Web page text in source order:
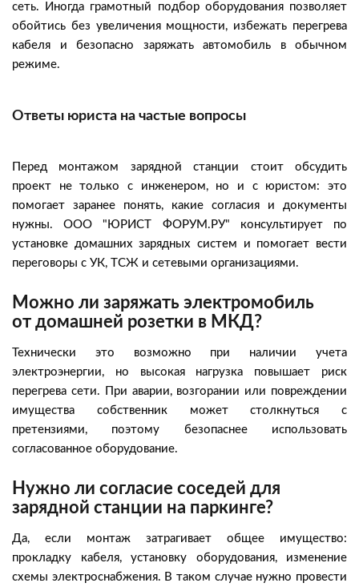
сеть. Иногда грамотный подбор оборудования позволяет
обойтись без увеличения мощности, избежать перегрева
кабеля и безопасно заряжать автомобиль в обычном
режиме.
Ответы юриста на частые вопросы
Перед монтажом зарядной станции стоит обсудить
проект не только с инженером, но и с юристом: это
помогает заранее понять, какие согласия и документы
нужны. ООО "ЮРИСТ ФОРУМ.РУ" консультирует по
установке домашних зарядных систем и помогает вести
переговоры с УК, ТСЖ и сетевыми организациями.
Можно ли заряжать электромобиль
от домашней розетки в МКД?
Технически это возможно при наличии учета
электроэнергии, но высокая нагрузка повышает риск
перегрева сети. При аварии, возгорании или повреждении
имущества собственник может столкнуться с
претензиями, поэтому безопаснее использовать
согласованное оборудование.
Нужно ли согласие соседей для
зарядной станции на паркинге?
Да, если монтаж затрагивает общее имущество:
прокладку кабеля, установку оборудования, изменение
схемы электроснабжения. В таком случае нужно провести